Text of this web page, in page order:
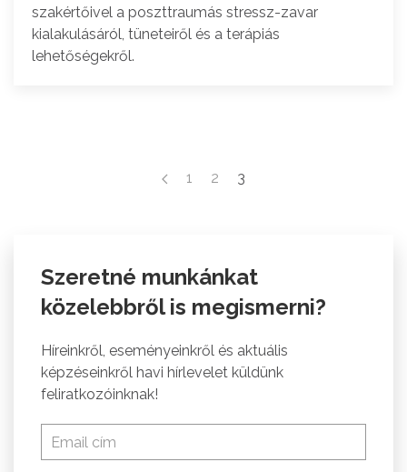
szakértőivel a poszttraumás stressz-zavar
kialakulásáról, tüneteiről és a terápiás
lehetőségekről.
1 2 3
Szeretné munkánkat
közelebbről is megismerni?
Híreinkről, eseményeinkről és aktuális
képzéseinkről havi hírlevelet küldünk
feliratkozóinknak!